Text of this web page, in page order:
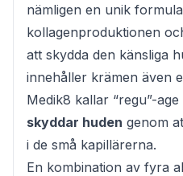
nämligen en unik
kollagenproduktionen
att skydda den känsliga
innehåller krämen även
Medik8 kallar “regu”-age
skyddar huden genom
i de små kapillärerna.
En kombination av fyra